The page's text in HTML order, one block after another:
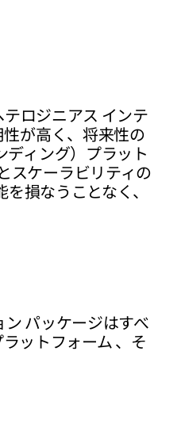
ロジニアス インテ
が高く、将来性の
ィング）プラット
スケーラビリティの
損なうことなく、
パッケージはすべ
ットフォーム 、そ